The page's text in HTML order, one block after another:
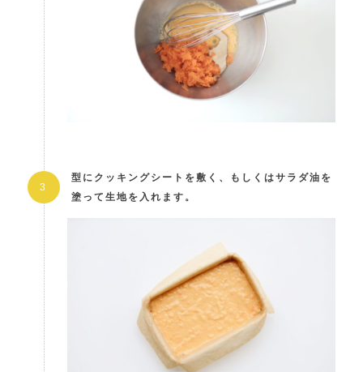
型にクッキングシートを敷く、もしくはサラダ油を
塗って生地を入れます。